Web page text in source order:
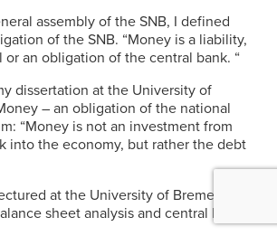
assembly of the SNB, I defined
of the SNB. “Money is a liability,
or an obligation of the central bank. “
dissertation at the University of
– an obligation of the national
“Money is not an investment from
into the economy, but rather the debt
at the University of Bremen’s
sheet analysis and central bank